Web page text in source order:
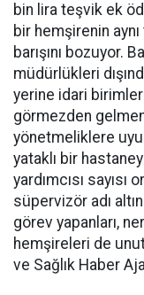
bin lira teşvik ek
bir hemşirenin
barışını bozuyor.
müdürlükleri
yerine idari
görmezden
yönetmeliklere
yataklı bir
yardımcısı
süpervizör adı
görev yapanları,
hemşireleri de
ve Sağlık Haber